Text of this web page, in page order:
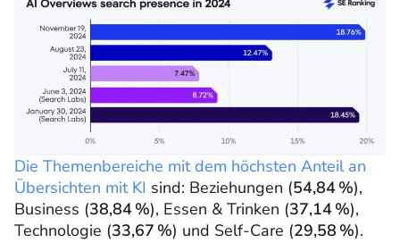
Die Themenbereiche mit dem höchsten Anteil an
Übersichten mit KI sind: Beziehungen (54,84 %),
Business (38,84 %), Essen & Trinken (37,14 %),
Technologie (33,67 %) und Self-Care (29,58 %).